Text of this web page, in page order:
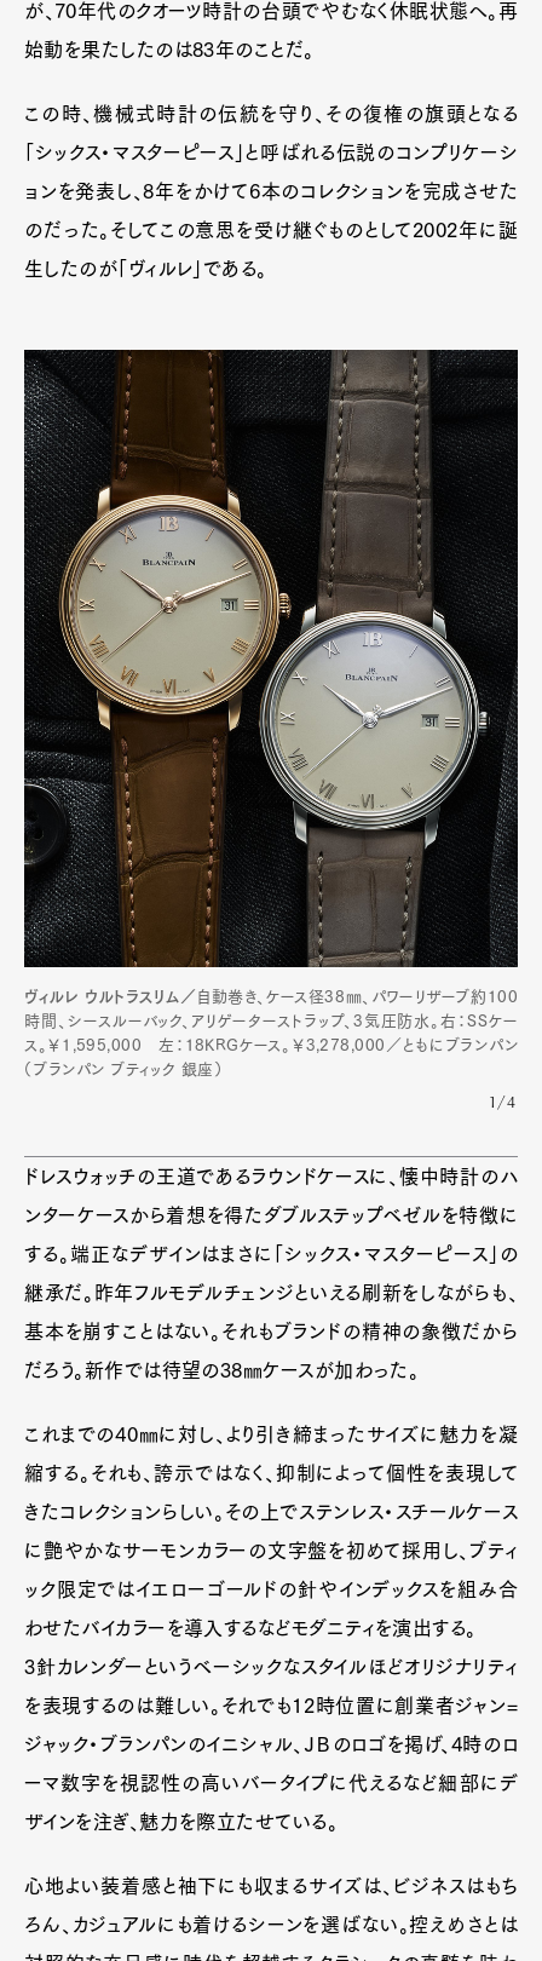
が、70年代のクオーツ時計の台頭でやむなく休眠状態へ。再
始動を果たしたのは83年のことだ。
この時、機械式時計の伝統を守り、その復権の旗頭となる
「シックス・マスターピース」と呼ばれる伝説のコンプリケーシ
ョンを発表し、8年をかけて6本のコレクションを完成させた
のだった。そしてこの意思を受け継ぐものとして2002年に誕
生したのが「ヴィルレ」である。
ヴィルレ ウルトラスリム／ 自動巻き、ケース径38㎜、パワーリザーブ約100
時間、シースルーバック、アリゲーターストラップ、3気圧防水。右：SSケー
ス。￥1,595,000 左：18KRGケース。￥3,278,000／ともにブランパン
（ブランパン ブティック 銀座）
1/4
ドレスウォッチの王道であるラウンドケースに、懐中時計のハ
ンターケースから着想を得たダブルステップベゼルを特徴に
する。端正なデザインはまさに「シックス・マスターピース」の
継承だ。昨年フルモデルチェンジといえる刷新をしながらも、
基本を崩すことはない。それもブランドの精神の象徴だから
だろう。新作では待望の38㎜ケースが加わった。
これまでの40㎜に対し、より引き締まったサイズに魅力を凝
縮する。それも、誇示ではなく、抑制によって個性を表現して
きたコレクションらしい。その上でステンレス・スチールケース
に艶やかなサーモンカラーの文字盤を初めて採用し、ブティ
ック限定ではイエローゴールドの針やインデックスを組み合
わせたバイカラーを導入するなどモダニティを演出する。
3針カレンダーというベーシックなスタイルほどオリジナリティ
を表現するのは難しい。それでも12時位置に創業者ジャン=
ジャック・ブランパンのイニシャル、ＪＢのロゴを掲げ、4時のロ
ーマ数字を視認性の高いバータイプに代えるなど細部にデ
ザインを注ぎ、魅力を際立たせている。
心地よい装着感と袖下にも収まるサイズは、ビジネスはもち
ろん、カジュアルにも着けるシーンを選ばない。控えめさとは